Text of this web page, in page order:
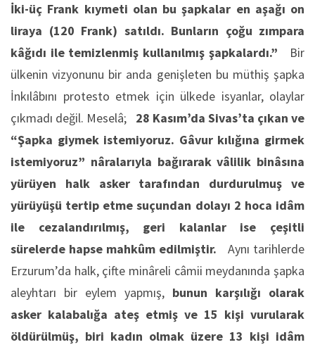
İki-üç Frank kıymeti olan bu şapkalar en aşağı on
liraya (120 Frank) satıldı. Bunların çoğu zımpara
kâğıdı ile temizlenmiş kullanılmış şapkalardı.” Bir
ülkenin vizyonunu bir anda genişleten bu müthiş şapka
İnkılâbını protesto etmek için ülkede isyanlar, olaylar
çıkmadı değil. Meselâ; 28 Kasım’da Sivas’ta çıkan ve
“Şapka giymek istemiyoruz. Gâvur kılığına girmek
istemiyoruz” nâralarıyla bağırarak vâlilik binâsına
yürüyen halk asker tarafından durdurulmuş ve
yürüyüşü tertip etme suçundan dolayı 2 hoca idâm
ile cezalandırılmış, geri kalanlar ise çeşitli
sürelerde hapse mahkûm edilmiştir. Aynı tarihlerde
Erzurum’da halk, çifte minâreli câmii meydanında şapka
aleyhtarı bir eylem yapmış, bunun karşılığı olarak
asker kalabalığa ateş etmiş ve 15 kişi vurularak
öldürülmüş, biri kadın olmak üzere 13 kişi idâm